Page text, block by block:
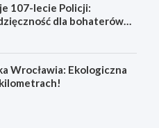
107-lecie Policji:
dla bohaterów
Wrocławia: Ekologiczna